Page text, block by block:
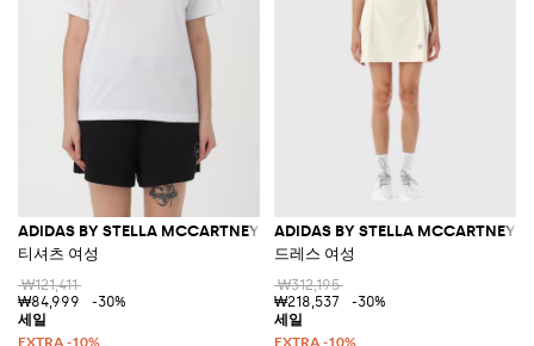
ADIDAS BY STELLA MCCARTNEY
티셔츠 여성
₩121,411
₩84,999
-30%
ADIDAS BY STELLA MCCARTNEY
드레스 여성
₩312,195
₩218,537
-30%